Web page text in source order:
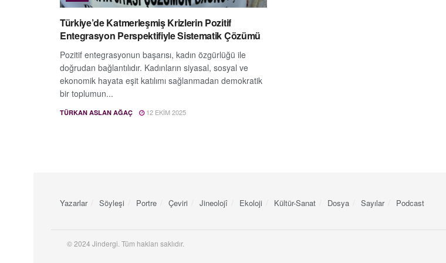
Türkiye’de Katmerleşmiş Krizlerin Pozitif
Entegrasyon Perspektifiyle Sistematik Çözümü
Pozitif entegrasyonun başarısı, kadın özgürlüğü ile
doğrudan bağlantılıdır. Kadınların siyasal, sosyal ve
ekonomik hayata eşit katılımı sağlanmadan demokratik
bir toplumun...
TÜRKAN ASLAN AĞAÇ 12 EKIM 2025
Yazarlar Söyleşi Portre Çeviri Jineolojî Ekoloji Kültür-Sanat Dosya Sayılar Podcast
© 2024 Jindergi. Tüm hakları saklıdır.